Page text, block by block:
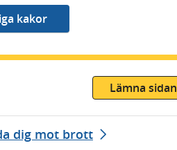
Lämna sidan
dig mot brott